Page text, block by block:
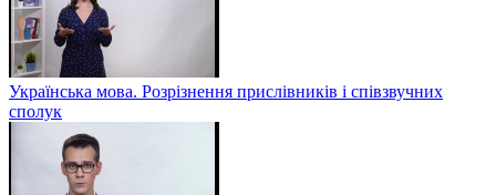
Українська мова. Розрізнення прислівників і співзвучних
сполук